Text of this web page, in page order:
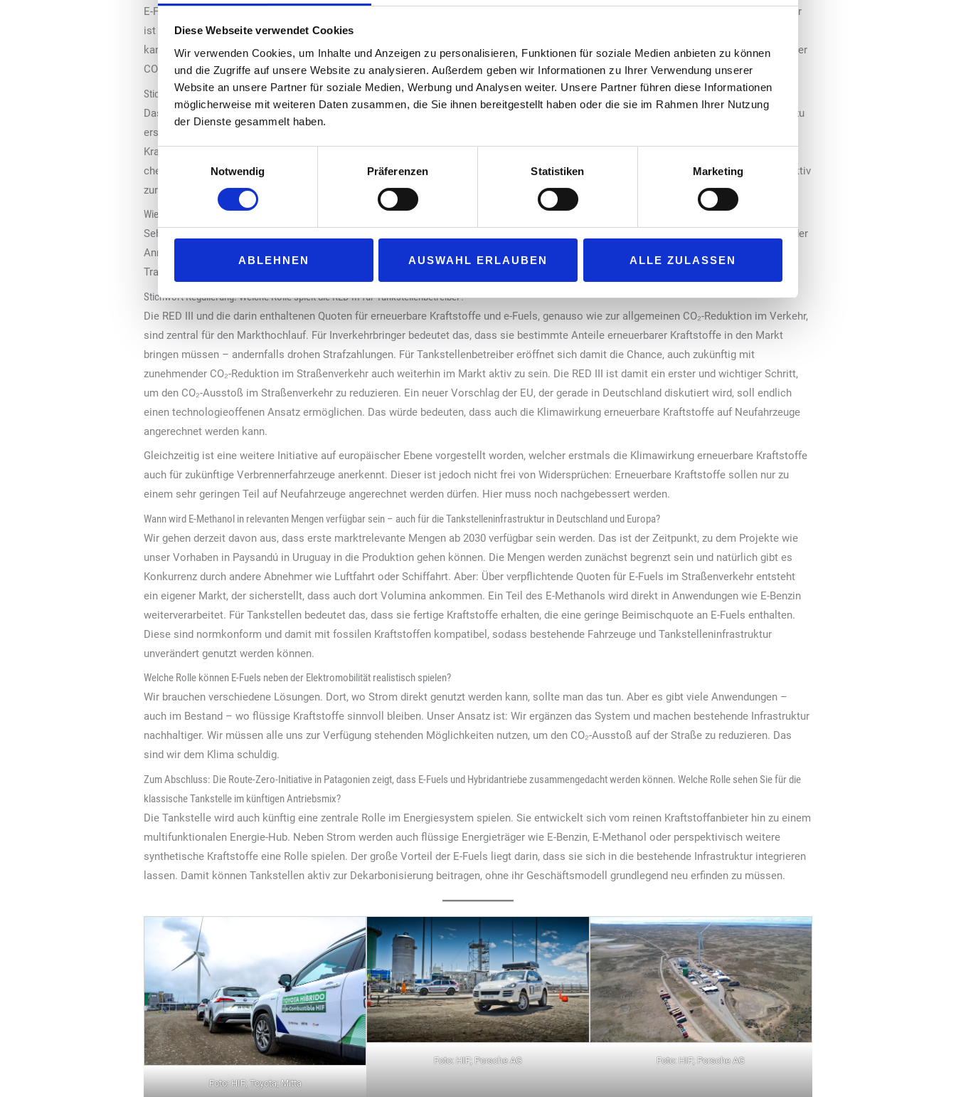
Diese Webseite verwendet Cookies
Wir verwenden Cookies, um Inhalte und Anzeigen zu personalisieren, Funktionen für soziale Medien anbieten zu können
und die Zugriffe auf unsere Website zu analysieren. Außerdem geben wir Informationen zu Ihrer Verwendung unserer
Website an unsere Partner für soziale Medien, Werbung und Analysen weiter. Unsere Partner führen diese Informationen
möglicherweise mit weiteren Daten zusammen, die Sie ihnen bereitgestellt haben oder die sie im Rahmen Ihrer Nutzung
der Dienste gesammelt haben.
Einwilligungsauswahl
Notwendig
Präferenzen Statistiken Marketing
ABLEHNEN AUSWAHL ERLAUBEN ALLE ZULASSEN
E-Fuels können ganz normal über bestehende Tankstellen vertrieben werden – ohne neue Zapfsäulen oder Umbauten, denn die Infrastruktur
ist bereits da. Zu Beginn wird es eher so sein, dass e-Fuels dem bestehenden fossilen Kraftstoff beigemischt werden. Diese Beimischung
kann Stück für Stück erhöht werden. Da sie chemisch identisch sind, ist das kein Problem. Für den Kunden bleibt das Tanken gleich, aber der
CO₂-Fußabdruck sinkt.
Stichwort Beimischung: Welche Chancen sehen Sie hier?
Das ist genau der richtige Ansatz, um den fossilen Kraftstoffsee Stück für Stück durch chemisch identische, aber erneuerbare Kraftstoffe zu
ersetzen. Ein spannender Ansatz für den ersten Markteinstieg ist die Beimischung von E-Methanol, natürlich nach den Vorgaben der
Kraftstoffnorm EN 228. Schon mit kleinen Anteilen lassen sich erste CO₂-Einsparungen erfüllen. Bei größeren Beimischungen wird einfach
chemisch hergestelltes e-Benzin mit fossilem Benzin geblendet. Für Tankstellen bedeutet das: Sie bleiben Teil des Systems und können aktiv
zur Dekarbonisierung beitragen, ohne ihr Geschäftsmodell umstellen zu müssen.
Wie stark hängt die Entwicklung von politischen Vorgaben ab?
Sehr stark. Märkte entstehen aktuell vor allem dort, wo der Gesetzgeber Quoten zur Nutzung von E-Fuels und zur CO₂-Reduktion vorgibt, oder
Anreize zur Nutzung schafft. In der EU sehen wir mit der Erneuerbare-Energien-Richtlinie klare Vorgaben zur CO₂-Reduktion im
Transportbereich, die in deutsches Recht umgesetzt werden.
Stichwort Regulierung: Welche Rolle spielt die RED III für Tankstellenbetreiber?
Die RED III und die darin enthaltenen Quoten für erneuerbare Kraftstoffe und e-Fuels, genauso wie zur allgemeinen CO₂-Reduktion im Verkehr,
sind zentral für den Markthochlauf. Für Inverkehrbringer bedeutet das, dass sie bestimmte Anteile erneuerbarer Kraftstoffe in den Markt
bringen müssen – andernfalls drohen Strafzahlungen. Für Tankstellenbetreiber eröffnet sich damit die Chance, auch zukünftig mit
zunehmender CO₂-Reduktion im Straßenverkehr auch weiterhin im Markt aktiv zu sein. Die RED III ist damit ein erster und wichtiger Schritt,
um den CO₂-Ausstoß im Straßenverkehr zu reduzieren. Ein neuer Vorschlag der EU, der gerade in Deutschland diskutiert wird, soll endlich
einen technologieoffenen Ansatz ermöglichen. Das würde bedeuten, dass auch die Klimawirkung erneuerbare Kraftstoffe auf Neufahrzeuge
angerechnet werden kann.
Gleichzeitig ist eine weitere Initiative auf europäischer Ebene vorgestellt worden, welcher erstmals die Klimawirkung erneuerbare Kraftstoffe
auch für zukünftige Verbrennerfahrzeuge anerkennt. Dieser ist jedoch nicht frei von Widersprüchen: Erneuerbare Kraftstoffe sollen nur zu
einem sehr geringen Teil auf Neufahrzeuge angerechnet werden dürfen. Hier muss noch nachgebessert werden.
Wann wird E-Methanol in relevanten Mengen verfügbar sein – auch für die Tankstelleninfrastruktur in Deutschland und Europa?
Wir gehen derzeit davon aus, dass erste marktrelevante Mengen ab 2030 verfügbar sein werden. Das ist der Zeitpunkt, zu dem Projekte wie
unser Vorhaben in Paysandú in Uruguay in die Produktion gehen können. Die Mengen werden zunächst begrenzt sein und natürlich gibt es
Konkurrenz durch andere Abnehmer wie Luftfahrt oder Schiffahrt. Aber: Über verpflichtende Quoten für E-Fuels im Straßenverkehr entsteht
ein eigener Markt, der sicherstellt, dass auch dort Volumina ankommen. Ein Teil des E-Methanols wird direkt in Anwendungen wie E-Benzin
weiterverarbeitet. Für Tankstellen bedeutet das, dass sie fertige Kraftstoffe erhalten, die eine geringe Beimischquote an E-Fuels enthalten.
Diese sind normkonform und damit mit fossilen Kraftstoffen kompatibel, sodass bestehende Fahrzeuge und Tankstelleninfrastruktur
unverändert genutzt werden können.
Welche Rolle können E-Fuels neben der Elektromobilität realistisch spielen?
Wir brauchen verschiedene Lösungen. Dort, wo Strom direkt genutzt werden kann, sollte man das tun. Aber es gibt viele Anwendungen –
auch im Bestand – wo flüssige Kraftstoffe sinnvoll bleiben. Unser Ansatz ist: Wir ergänzen das System und machen bestehende Infrastruktur
nachhaltiger. Wir müssen alle uns zur Verfügung stehenden Möglichkeiten nutzen, um den CO₂-Ausstoß auf der Straße zu reduzieren. Das
sind wir dem Klima schuldig.
Zum Abschluss: Die Route-Zero-Initiative in Patagonien zeigt, dass E-Fuels und Hybridantriebe zusammengedacht werden können. Welche Rolle sehen Sie für die
klassische Tankstelle im künftigen Antriebsmix?
Die Tankstelle wird auch künftig eine zentrale Rolle im Energiesystem spielen. Sie entwickelt sich vom reinen Kraftstoffanbieter hin zu einem
multifunktionalen Energie-Hub. Neben Strom werden auch flüssige Energieträger wie E-Benzin, E-Methanol oder perspektivisch weitere
synthetische Kraftstoffe eine Rolle spielen. Der große Vorteil der E-Fuels liegt darin, dass sie sich in die bestehende Infrastruktur integrieren
lassen. Damit können Tankstellen aktiv zur Dekarbonisierung beitragen, ohne ihr Geschäftsmodell grundlegend neu erfinden zu müssen.
Foto: HIF; Toyota; Mitta
Foto: HIF; Porsche AG Foto: HIF; Porsche AG